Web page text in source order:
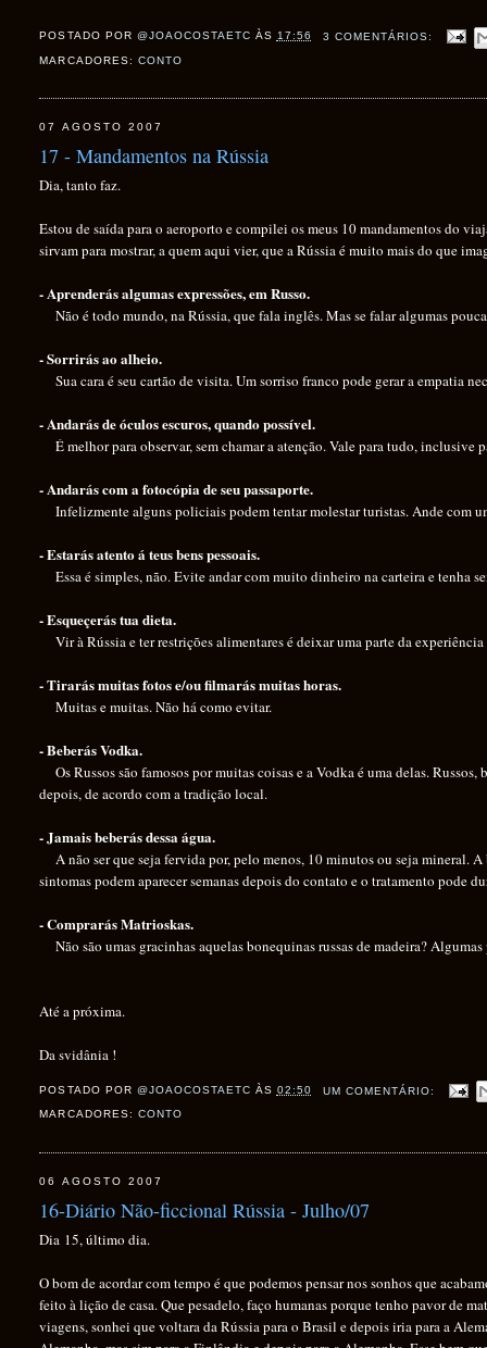
POSTADO POR @JOAOCOSTAETC ÀS 17:56
3 COMENTÁRIOS:
MARCADORES: CONTO
07 AGOSTO 2007
17 - Mandamentos na Rússia
Dia, tanto faz.
Estou de saída para o aeroporto e compilei os meus 10 mandamentos do
sirvam para mostrar, a quem aqui vier, que a Rússia é muito mais do que
- Aprenderás algumas expressões, em Russo.
Não é todo mundo, na Rússia, que fala inglês. Mas se falar algumas
- Sorrirás ao alheio.
Sua cara é seu cartão de visita. Um sorriso franco pode gerar a empatia
- Andarás de óculos escuros, quando possível.
É melhor para observar, sem chamar a atenção. Vale para tudo, inclusive
- Andarás com a fotocópia de seu passaporte.
Infelizmente alguns policiais podem tentar molestar turistas. Ande com
- Estarás atento á teus bens pessoais.
Essa é simples, não. Evite andar com muito dinheiro na carteira e tenha
- Esqueçerás tua dieta.
Vir à Rússia e ter restrições alimentares é deixar uma parte da
- Tirarás muitas fotos e/oufilmarás muitas horas.
Muitas e muitas. Não há como evitar.
- Beberás Vodka.
Os Russos são famosos por muitas coisas e a Vodka é uma delas.
depois, de acordo com a tradição local.
- Jamais beberás dessa água.
A não ser que seja fervida por, pelo menos, 10 minutos ou seja mineral.
sintomas podem aparecer semanas depois do contato e o tratamento pode
- Comprarás Matrioskas.
Não são umas gracinhas aquelas bonequinas russas de madeira?
Até a próxima.
Da svidânia !
POSTADO POR @JOAOCOSTAETC ÀS 02:50
UM COMENTÁRIO:
MARCADORES: CONTO
06 AGOSTO 2007
16-Diário Não-ficcional Rússia - Julho/07
Dia 15, último dia.
O bom de acordar com tempo é que podemos pensar nos sonhos que
feito à lição de casa. Que pesadelo, faço humanas porque tenho pavor de
viagens, sonhei que voltara da Rússia para o Brasil e depois iria para a